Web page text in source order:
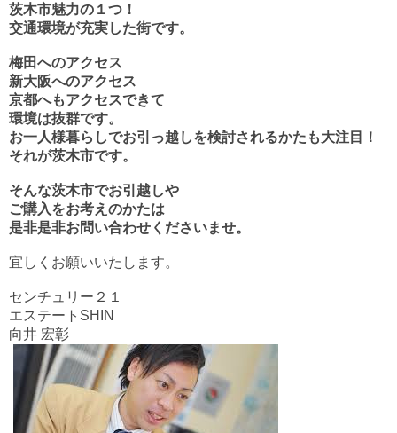
茨木市魅力の１つ！
交通環境が充実した街です。
梅田へのアクセス
新大阪へのアクセス
京都へもアクセスできて
環境は抜群です。
お一人様暮らしでお引っ越しを検討されるかたも大注目！
それが茨木市です。
そんな茨木市でお引越しや
ご購入をお考えのかたは
是非是非お問い合わせくださいませ。
宜しくお願いいたします。
センチュリー２１
エステートSHIN
向井 宏彰